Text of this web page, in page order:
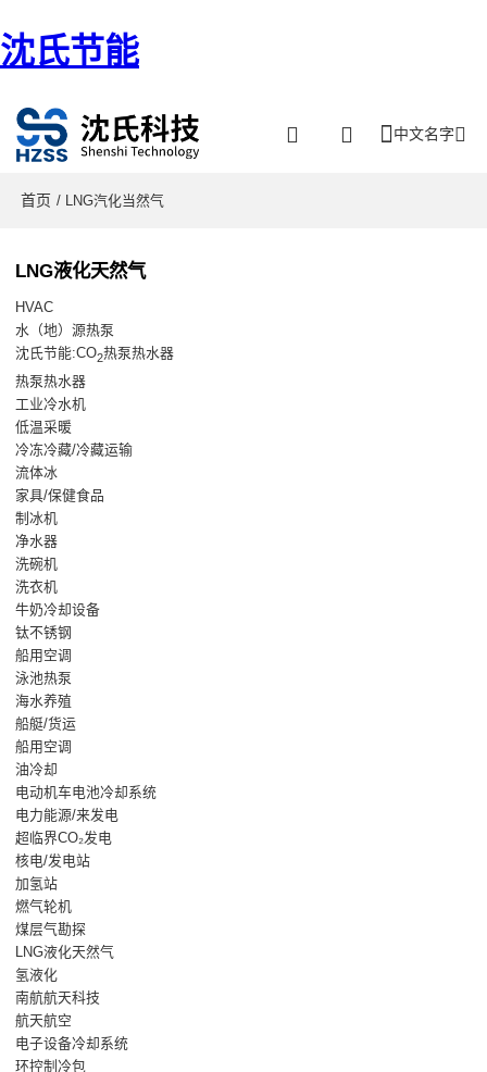
沈氏节能
中文名字
首页 / LNG汽化当然气
LNG液化天然气
HVAC
水（地）源热泵
沈氏节能:CO2热泵热水器
热泵热水器
工业冷水机
低温采暖
冷冻冷藏/冷藏运输
流体冰
家具/保健食品
制冰机
净水器
洗碗机
洗衣机
牛奶冷却设备
钛不锈钢
船用空调
泳池热泵
海水养殖
船艇/货运
船用空调
油冷却
电动机车电池冷却系统
电力能源/来发电
超临界CO₂发电
核电/发电站
加氢站
燃气轮机
煤层气勘探
LNG液化天然气
氢液化
南航航天科技
航天航空
电子设备冷却系统
环控制冷包